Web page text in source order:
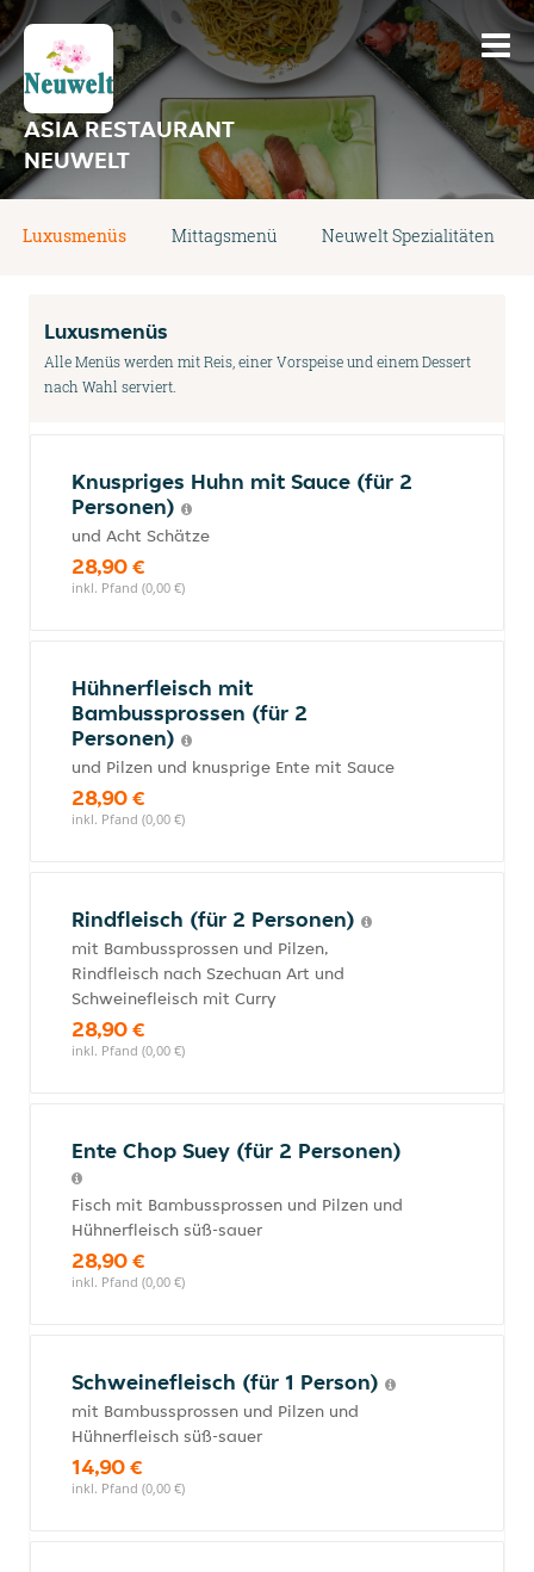
ASIA RESTAURANT
NEUWELT
Luxusmenüs Mittagsmenü Neuwelt Spezialitäten
Luxusmenüs
Alle Menüs werden mit Reis, einer Vorspeise und einem Dessert
nach Wahl serviert.
Knuspriges Huhn mit Sauce (für 2
Personen)
und Acht Schätze
28,90 €
inkl. Pfand (0,00 €)
Hühnerfleisch mit
Bambussprossen (für 2
Personen)
und Pilzen und knusprige Ente mit Sauce
28,90 €
inkl. Pfand (0,00 €)
Rindfleisch (für 2 Personen)
mit Bambussprossen und Pilzen,
Rindfleisch nach Szechuan Art und
Schweinefleisch mit Curry
28,90 €
inkl. Pfand (0,00 €)
Ente Chop Suey (für 2 Personen)
Fisch mit Bambussprossen und Pilzen und
Hühnerfleisch süß-sauer
28,90 €
inkl. Pfand (0,00 €)
Schweinefleisch (für 1 Person)
mit Bambussprossen und Pilzen und
Hühnerfleisch süß-sauer
14,90 €
inkl. Pfand (0,00 €)